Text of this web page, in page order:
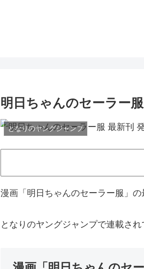
明日ちゃんのセーラー
となりのヤングジャンプ
漫画「明日ちゃんのセーラー服」
となりのヤングジャンプで連載さ